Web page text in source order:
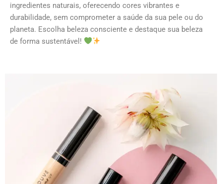
ingredientes naturais, oferecendo cores vibrantes e
durabilidade, sem comprometer a saúde da sua pele ou do
planeta. Escolha beleza consciente e destaque sua beleza
de forma sustentável!
product
has
multiple
variants.
The
options
may
be
product
has
multiple
variants.
The
options
may
be
product
has
multiple
variants.
The
options
may
be
product
has
multiple
variants.
The
options
may
be